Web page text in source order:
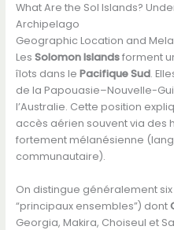
What Are the Sol Islands?
Archipelago
Geographic Location and
Les Solomon Islandsforment
îlots dans le Pacifique Sud.
de la Papouasie–Nouvelle-
l’Australie. Cette position
accès aérien souvent via des
fortement mélanésienne
communautaire).
On distingue généralement
“principaux ensembles”) dont
Georgia, Makira, Choiseul et